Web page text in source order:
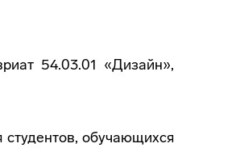
54.03.01 «Дизайн»,
обучающихся